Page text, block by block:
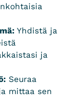
Yhdistä ja
ja
Seuraa
mittaa sen